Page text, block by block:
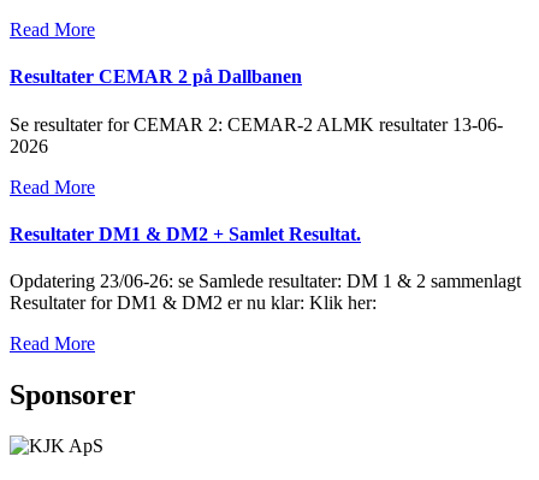
Read More
Resultater CEMAR 2 på Dallbanen
Se resultater for CEMAR 2: CEMAR-2 ALMK resultater 13-06-
2026
Read More
Resultater DM1 & DM2 + Samlet Resultat.
Opdatering 23/06-26: se Samlede resultater: DM 1 & 2 sammenlagt
Resultater for DM1 & DM2 er nu klar: Klik her:
Read More
Sponsorer